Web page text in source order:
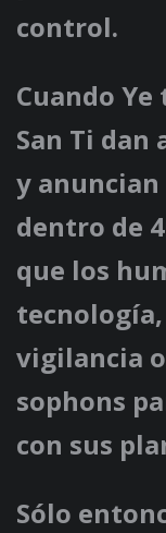
control.
Cuando
San Ti dan
y
dentro de
que los
vigilancia
sophons
con sus
Sólo